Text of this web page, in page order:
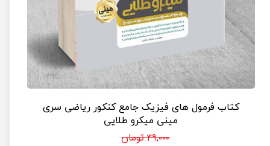
کتاب فرمول های فیزیک جامع کنکور ریاضی سری
مینی میکرو طلایی
۴۹,۰۰۰ تومان